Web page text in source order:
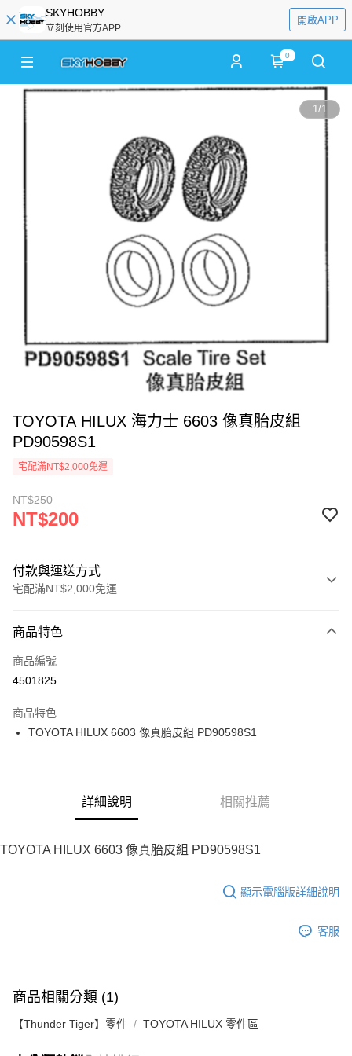
SKYHOBBY
立刻使用官方APP
開啟APP
0
1/1
TOYOTA HILUX 海力士 6603 像真胎皮組
PD90598S1
宅配滿NT$2,000免運
NT$250
NT$200
付款與運送方式
宅配滿NT$2,000免運
信用卡一次付款
LINE Pay
街口支付
每筆NT$100，滿NT$2,000(含以上)免運費
商品特色
商品編號
4501825
商品特色
TOYOTA HILUX 6603 像真胎皮組 PD90598S1
詳細說明 相關推薦
TOYOTA HILUX 6603 像真胎皮組 PD90598S1
顯示電腦版詳細說明
客服
商品相關分類 (1)
【Thunder Tiger】零件 TOYOTA HILUX 零件區